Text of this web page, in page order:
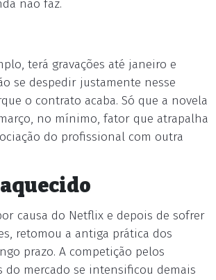
não faz.
terá gravações até janeiro e
se despedir justamente nesse
o contrato acaba. Só que a novela
no mínimo, fator que atrapalha
do profissional com outra
causa do Netflix e depois de sofrer
retomou a antiga prática dos
prazo. A competição pelos
do mercado se intensificou demais